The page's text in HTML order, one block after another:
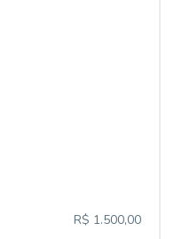
R$ 1.500,00